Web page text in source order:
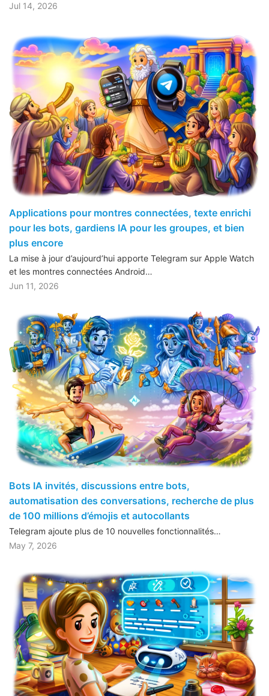
Jul 14, 2026
Applications pour montres connectées, texte enrichi
pour les bots, gardiens IA pour les groupes, et bien
plus encore
La mise à jour d’aujourd’hui apporte Telegram sur Apple Watch
et les montres connectées Android…
Jun 11, 2026
Bots IA invités, discussions entre bots,
automatisation des conversations, recherche de plus
de 100 millions d’émojis et autocollants
Telegram ajoute plus de 10 nouvelles fonctionnalités…
May 7, 2026